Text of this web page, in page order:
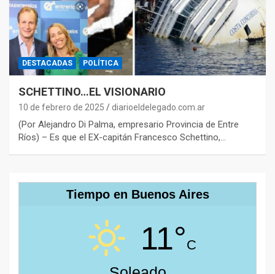
DESTACADAS POLÍTICA
SCHETTINO…EL VISIONARIO
10 de febrero de 2025 diarioeldelegado.com.ar
(Por Alejandro Di Palma, empresario Provincia de Entre
Ríos) – Es que el EX-capitán Francesco Schettino,…
Tiempo en Buenos Aires
11°C